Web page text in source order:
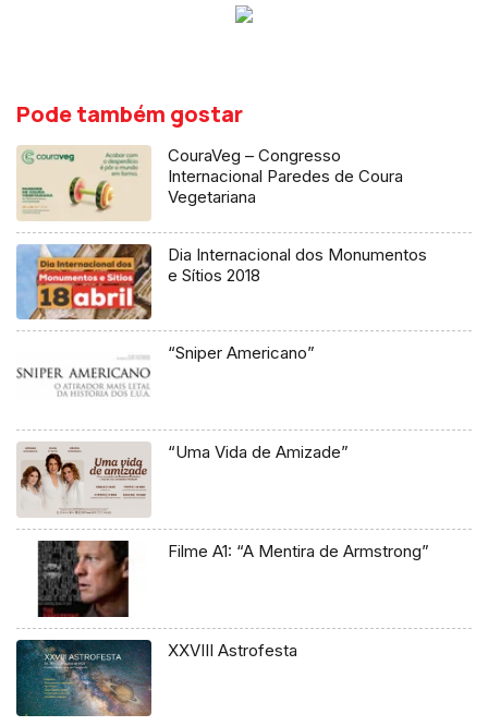
Pode também gostar
CouraVeg – Congresso
Internacional Paredes de Coura
Vegetariana
Dia Internacional dos Monumentos
e Sítios 2018
“Sniper Americano”
“Uma Vida de Amizade”
Filme A1: “A Mentira de Armstrong”
XXVIII Astrofesta